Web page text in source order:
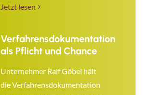
Jetzt lesen
Verfahrensdokumentation
als Pflicht und Chance
Unternehmer Ralf Göbel hält
die Verfahrensdokumentation